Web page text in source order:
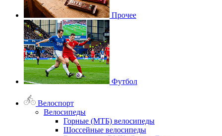
Прочее
Футбол
Велоспорт
Велосипеды
Горные (МТБ) велосипеды
Шоссейные велосипеды